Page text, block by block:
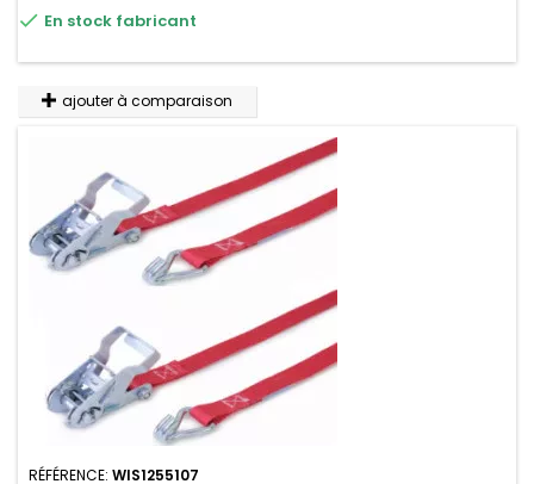
 En stock fabricant
ajouter à comparaison
RÉFÉRENCE: WIS1255107